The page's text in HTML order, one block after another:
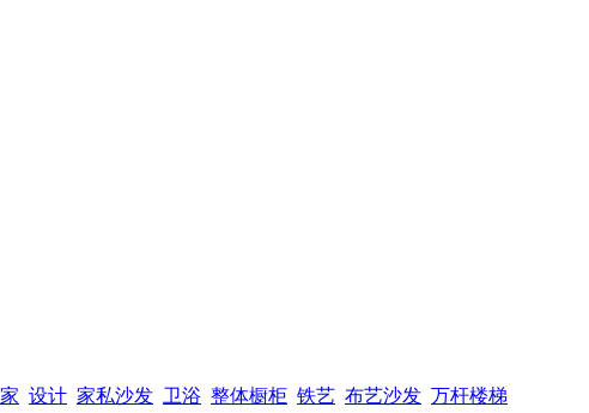
设计 家私沙发 卫浴 整体橱柜 铁艺 布艺沙发 万杆楼梯